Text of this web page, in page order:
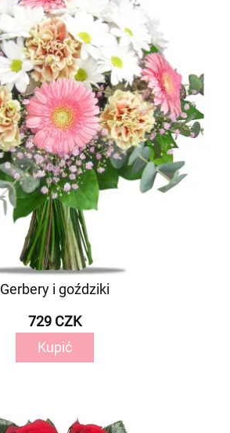
Gerbery i goździki
729 CZK
Kupić